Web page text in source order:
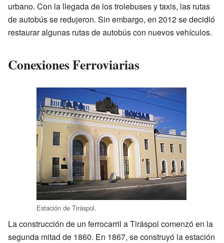
urbano. Con la llegada de los trolebuses y taxis, las rutas
de autobús se redujeron. Sin embargo, en 2012 se decidió
restaurar algunas rutas de autobús con nuevos vehículos.
Conexiones Ferroviarias
Estación de Tiráspol.
La construcción de un ferrocarril a Tiráspol comenzó en la
segunda mitad de 1860. En 1867, se construyó la estación